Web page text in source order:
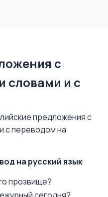
с
словами и с
предложения с
с переводом на
на русский язык
прозвище?